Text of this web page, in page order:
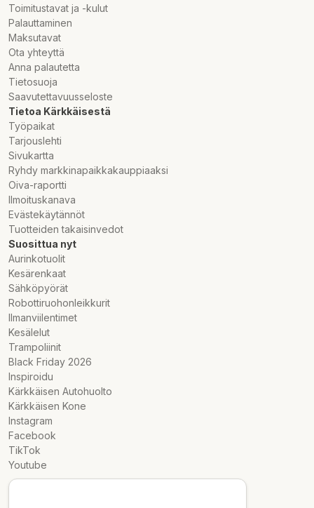
Toimitustavat ja -kulut
Palauttaminen
Maksutavat
Ota yhteyttä
Anna palautetta
Tietosuoja
Saavutettavuusseloste
Tietoa Kärkkäisestä
Työpaikat
Tarjouslehti
Sivukartta
Ryhdy markkinapaikkakauppiaaksi
Oiva-raportti
Ilmoituskanava
Evästekäytännöt
Tuotteiden takaisinvedot
Suosittua nyt
Aurinkotuolit
Kesärenkaat
Sähköpyörät
Robottiruohonleikkurit
Ilmanviilentimet
Kesälelut
Trampoliinit
Black Friday 2026
Inspiroidu
Kärkkäisen Autohuolto
Kärkkäisen Kone
Instagram
Facebook
TikTok
Youtube